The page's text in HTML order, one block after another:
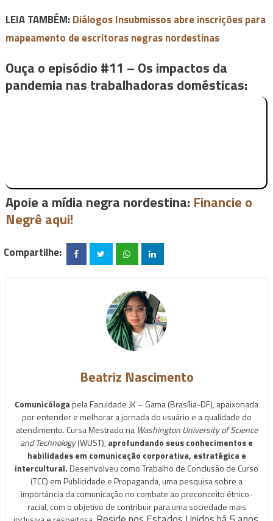
LEIA TAMBÉM:Diálogos Insubmissos abre inscrições para
mapeamento de escritoras negras nordestinas
Ouça o episódio #11 – Os impactos da
pandemia nas trabalhadoras domésticas:
Apoie a mídia negra nordestina: Financie o
Negrê aqui!
Compartilhe:
Beatriz Nascimento
Comunicólogapela Faculdade JK – Gama (Brasília-DF), apaixonada
por entender e melhorar a jornada do usuário e a qualidade do
atendimento. Cursa Mestrado na Washington University of Science
and Technology(WUST),aprofundando seus conhecimentos e
habilidades em comunicação corporativa, estratégica e
intercultural.Desenvolveu como Trabalho de Conclusão de Curso
(TCC) em Publicidade e Propaganda, uma pesquisa sobre a
importância da comunicação no combate ao preconceito étnico-
racial, com o objetivo de contribuir para uma sociedade mais